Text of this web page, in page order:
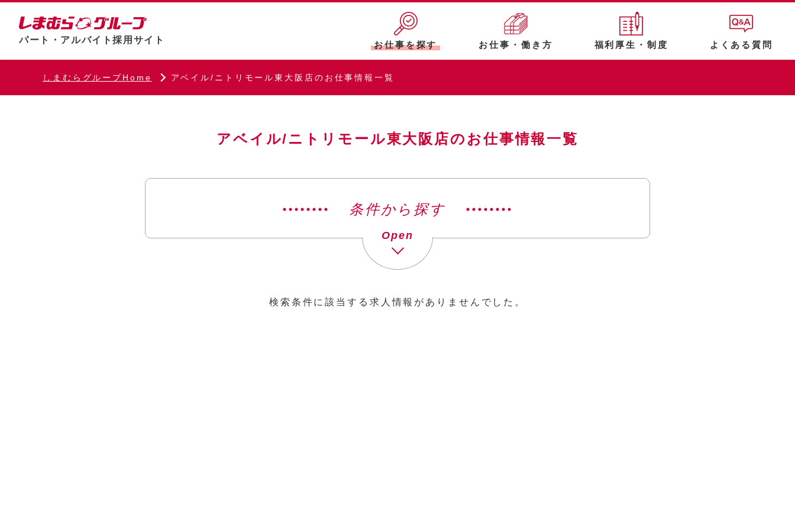
パート・アルバイト採用サイト お仕事を探す お仕事・働き方 福利厚生・制度 よくある質問
しまむらグループHome アベイル/ニトリモール東大阪店のお仕事情報一覧
アベイル/ニトリモール東大阪店のお仕事情報一覧
条件から探す
検索条件に該当する求人情報がありませんでした。